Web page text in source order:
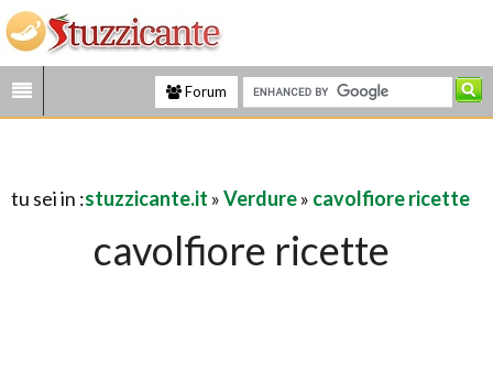
Forum
tu sei in :stuzzicante.it »Verdure» cavolfiore ricette
cavolfiore ricette